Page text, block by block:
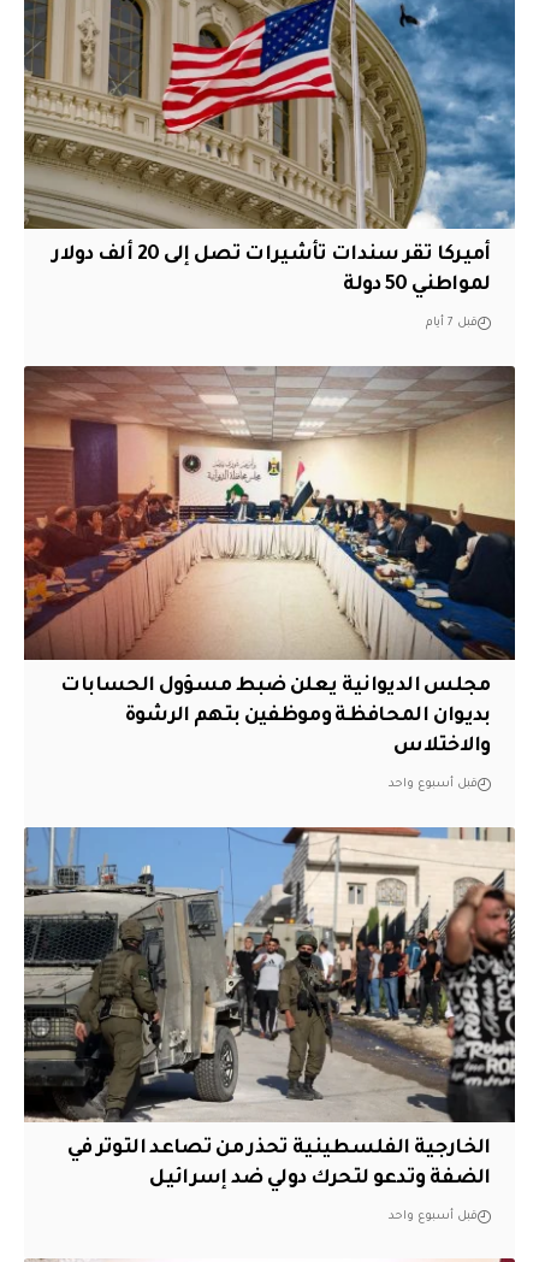
أميركا تقر سندات تأشيرات تصل إلى 20 ألف دولار
لمواطني 50 دولة
قبل 7 أيام
مجلس الديوانية يعلن ضبط مسؤول الحسابات
بديوان المحافظة وموظفين بتهم الرشوة
والاختلاس
قبل أسبوع واحد
الخارجية الفلسطينية تحذر من تصاعد التوتر في
الضفة وتدعو لتحرك دولي ضد إسرائيل
قبل أسبوع واحد